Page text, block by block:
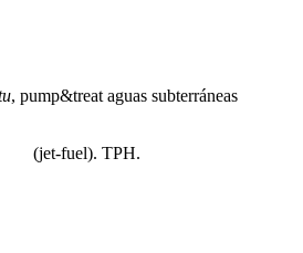
, pump&treat aguas subterráneas
(jet-fuel). TPH.